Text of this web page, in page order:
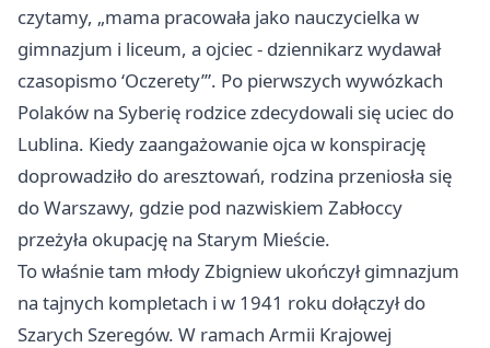
czytamy, „mama pracowała jako nauczycielka w
gimnazjum i liceum, a ojciec - dziennikarz wydawał
czasopismo ‘Oczerety’”. Po pierwszych wywózkach
Polaków na Syberię rodzice zdecydowali się uciec do
Lublina. Kiedy zaangażowanie ojca w konspirację
doprowadziło do aresztowań, rodzina przeniosła się
do Warszawy, gdzie pod nazwiskiem Zabłoccy
przeżyła okupację na Starym Mieście.
To właśnie tam młody Zbigniew ukończył gimnazjum
na tajnych kompletach i w 1941 roku dołączył do
Szarych Szeregów. W ramach Armii Krajowej